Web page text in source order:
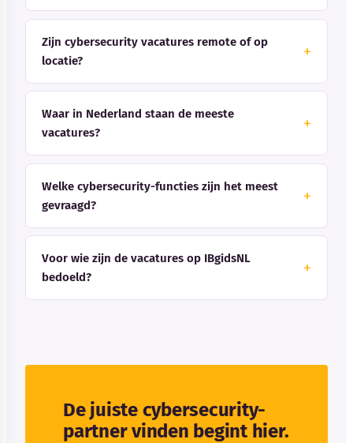
Zijn cybersecurity vacatures remote of op
locatie?
Waar in Nederland staan de meeste
vacatures?
Welke cybersecurity-functies zijn het meest
gevraagd?
Voor wie zijn de vacatures op IBgidsNL
bedoeld?
De juiste cybersecurity-
partner vinden begint hier.